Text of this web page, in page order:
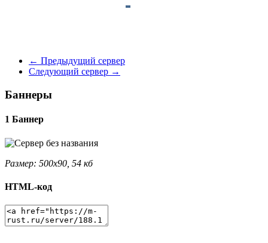
← Предыдущий сервер
Следующий сервер →
Баннеры
1 Баннер
Размер: 500x90, 54 кб
HTML-код